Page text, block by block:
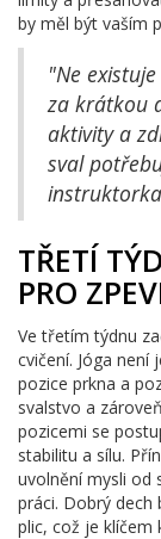
by měl být vaším
"Ne
za krátkou
aktivity a
sval
TŘETÍ
PRO
Ve třetím týdnu
cvičení. Jóga není
pozice prkna a
svalstvo a
pozicemi se
stabilitu a sílu.
uvolnění mysli od
práci. Dobrý dech
plic, což je klíčem